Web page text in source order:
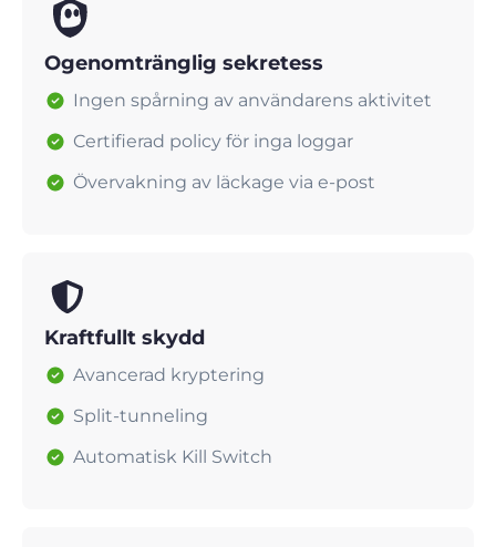
Ogenomtränglig sekretess
Ingen spårning av användarens aktivitet
Certifierad policy för inga loggar
Övervakning av läckage via e-post
Kraftfullt skydd
Avancerad kryptering
Split-tunneling
Automatisk Kill Switch